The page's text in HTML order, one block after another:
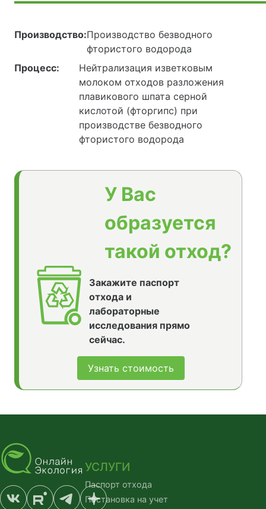
Производство:Производство безводного
фтористого водорода
Процесс:
Нейтрализация изветковым
молоком отходов разложения
плавикового шпата серной
кислотой (фторгипс) при
производстве безводного
фтористого водорода
У Вас
образуется
такой отход?
Закажите паспорт
отхода и
лабораторные
исследования прямо
сейчас.
Узнать стоимость
УСЛУГИ
Паспорт отхода
Постановка на учет